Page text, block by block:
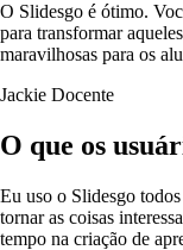
O Slidesgo é ótimo.
para transformar
maravilhosas para os
Jackie Docente
O que os
Eu uso o Slidesgo
tornar as coisas
tempo na criação de